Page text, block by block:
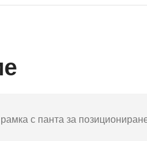
с панта за